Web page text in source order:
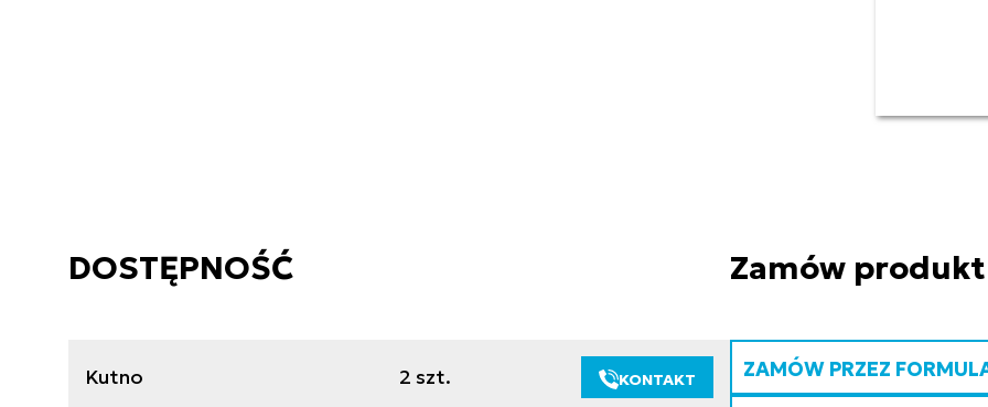
DOSTĘPNOŚĆ
Kutno 2 szt. KONTAKT
Zamów produkt
ZAMÓW PRZEZ